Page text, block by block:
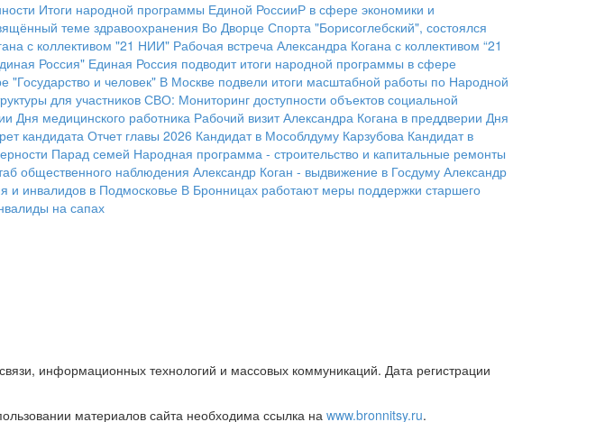
Итоги народной программы Единой РоссииР в сфере экономики и
теме здравоохранения Во Дворце Спорта "Борисоглебский", состоялся
с коллективом "21 НИИ" Рабочая встреча Александра Когана с коллективом “21
Россия" Единая Россия подводит итоги народной программы в сфере
"Государство и человек" В Москве подвели итоги масштабной работы по Народной
для участников СВО: Мониторинг доступности объектов социальной
Дня медицинского работника Рабочий визит Александра Когана в преддверии Дня
кандидата Отчет главы 2026 Кандидат в Мособлдуму Карзубова Кандидат в
Парад семей Народная программа - строительство и капитальные ремонты
общественного наблюдения Александр Коган - выдвижение в Госдуму Александр
и инвалидов в Подмосковье В Бронницах работают меры поддержки старшего
на сапах
информационных технологий и массовых коммуникаций. Дата регистрации
материалов сайта необходима ссылка на www.bronnitsy.ru.